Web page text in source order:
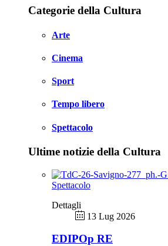
Categorie della Cultura
Arte
Cinema
Sport
Tempo libero
Spettacolo
Ultime notizie della Cultura
Spettacolo
Dettagli
13 Lug 2026
EDIPOp RE